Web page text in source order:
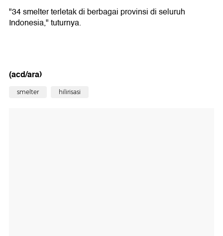
"34 smelter terletak di berbagai provinsi di seluruh
Indonesia," tuturnya.
(acd/ara)
smelter hilirisasi